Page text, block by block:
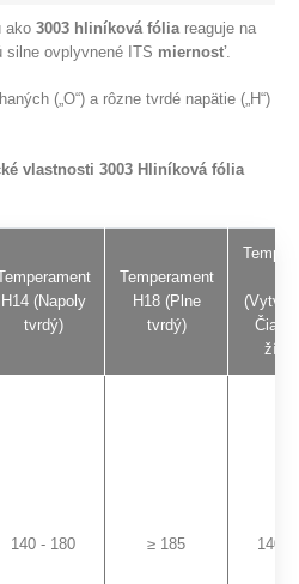
ako 3003 hliníková fóliareaguje na
ovplyvnené ITS miernosť.
(„O“) a rôzne tvrdé napätie („H“)
vlastnosti 3003 Hliníková fólia
H14 (Napoly
tvrdý)
Temperament
H18 (Plne
tvrdý)
140 - 180 ≥ 185 140 -